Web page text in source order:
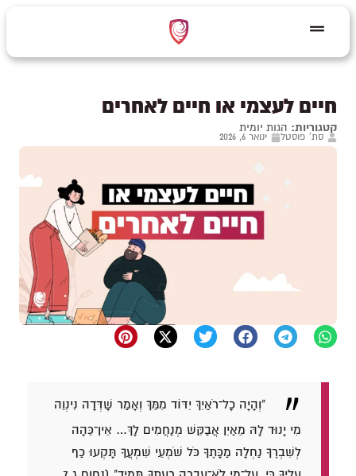
חיים לעצמי או חיים לאחרים
קטגוריות: הגות יומית
סת' פוסטל ינואר 6, 2026
"וְהָיָה כָל־רֹאַיִךְ יִדּוֹד מִמֵּךְ וְאָמַר שָׁדְּדָה נִינְוֵה
מִי יָנוּד לָהּ מֵאַיִן אֲבַקֵּשׁ מְנַחֲמִים לָךְ… אֵין־כֵּהָה
לְשִׁבְרֶךָ נַחְלָה מַכָּתֶךָ כֹּל שֹׁמְעֵי שִׁמְעֲךָ תָּקְעוּ כַף